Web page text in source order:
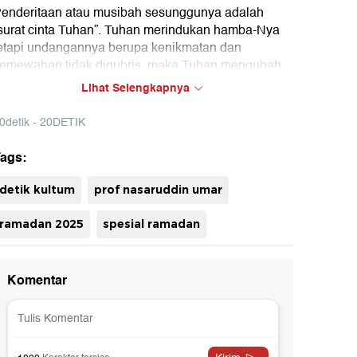
atau musibah sesunggunya adalah
cinta Tuhan”. Tuhan merindukan hamba-Nya
undangannya berupa kenikmatan dan
tidak digubris, maka Tuhan mengubah
surat undangannya dalam bentuk musibah.
Lihat Selengkapnya
- 20DETIK
detik kultum prof nasaruddin umar
ramadan 2025 spesial ramadan